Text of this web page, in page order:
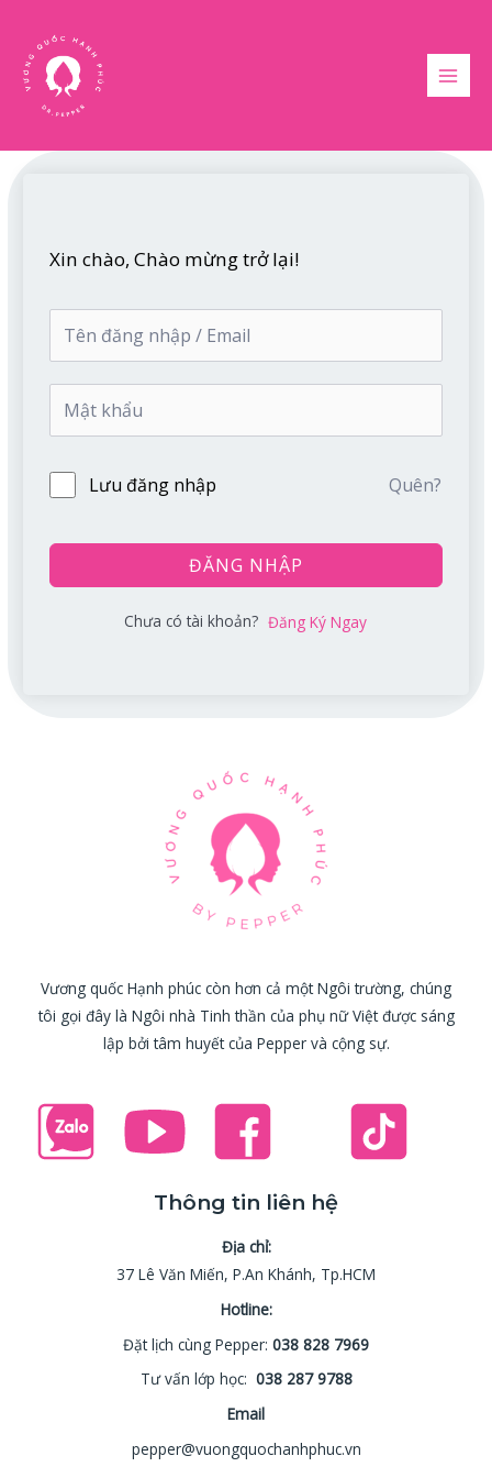
dung
Xin chào, Chào mừng trở lại!
Lưu đăng nhập Quên?
ĐĂNG NHẬP
Chưa có tài khoản? Đăng Ký Ngay
Vương quốc Hạnh phúc còn hơn cả một Ngôi trường, chúng
tôi gọi đây là Ngôi nhà Tinh thần của phụ nữ Việt được sáng
lập bởi tâm huyết của Pepper và cộng sự.
Thông tin liên hệ
Địa chỉ:
37 Lê Văn Miến, P.An Khánh, Tp.HCM
Hotline:
Đặt lịch cùng Pepper: 038 828 7969
Tư vấn lớp học: 038 287 9788
Email
pepper@vuongquochanhphuc.vn